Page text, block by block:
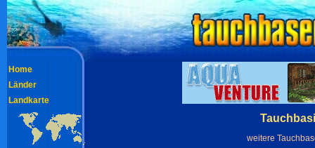
weitere
Home
Länder
Landkarte